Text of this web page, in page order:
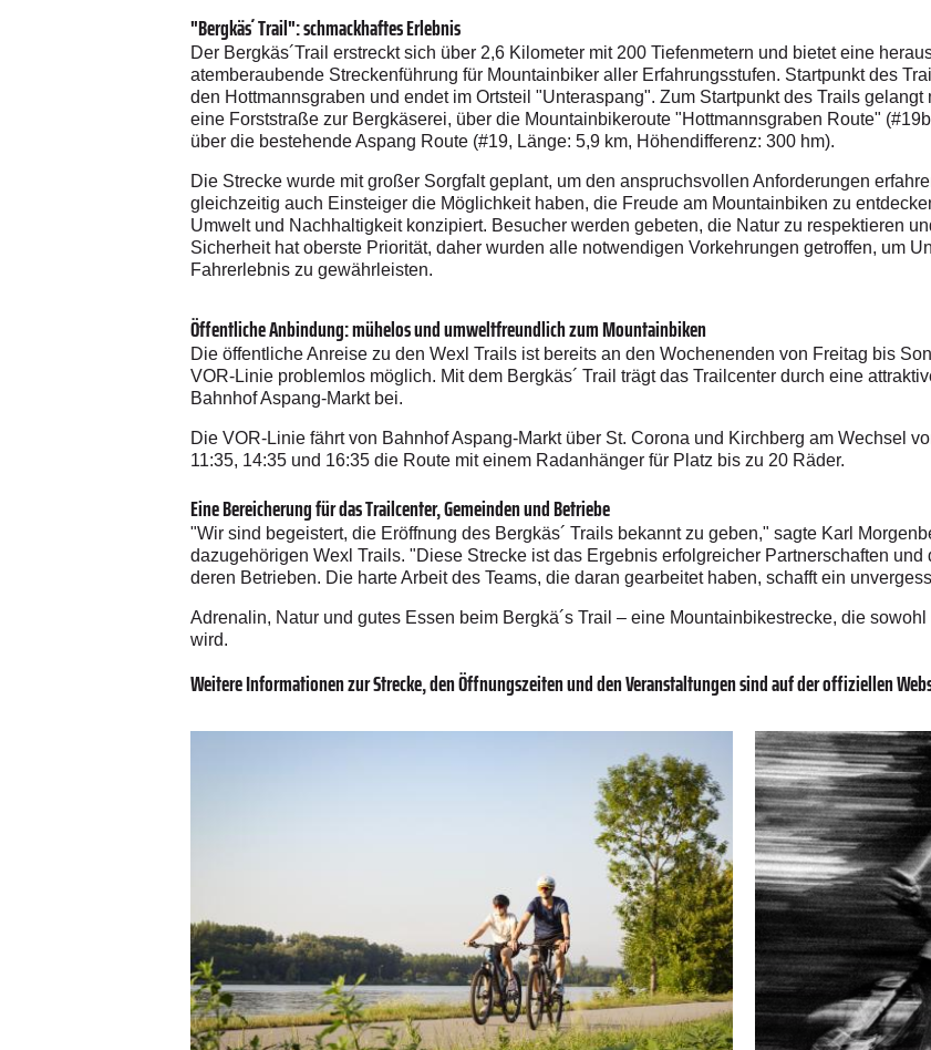
"Bergkäs´ Trail": schmackhaftes Erlebnis
Der Bergkäs´Trail erstreckt sich über 2,6 Kilometer mit 200 Tiefenmetern und bietet eine
atemberaubende Streckenführung für Mountainbiker aller Erfahrungsstufen. Startpunkt des
den Hottmannsgraben und endet im Ortsteil "Unteraspang". Zum Startpunkt des Trails
eine Forststraße zur Bergkäserei, über die Mountainbikeroute "Hottmannsgraben Route"
über die bestehende Aspang Route (#19, Länge: 5,9 km, Höhendifferenz: 300 hm).
Die Strecke wurde mit großer Sorgfalt geplant, um den anspruchsvollen Anforderungen
gleichzeitig auch Einsteiger die Möglichkeit haben, die Freude am Mountainbiken zu
Umwelt und Nachhaltigkeit konzipiert. Besucher werden gebeten, die Natur zu respektieren
Sicherheit hat oberste Priorität, daher wurden alle notwendigen Vorkehrungen getroffen, um
Fahrerlebnis zu gewährleisten.
Öffentliche Anbindung: mühelos und umweltfreundlich zum Mountainbiken
Die öffentliche Anreise zu den Wexl Trails ist bereits an den Wochenenden von Freitag bis
VOR-Linie problemlos möglich. Mit dem Bergkäs´ Trail trägt das Trailcenter durch eine
Bahnhof Aspang-Markt bei.
Die VOR-Linie fährt von Bahnhof Aspang-Markt über St. Corona und Kirchberg am Wechsel
11:35, 14:35 und 16:35 die Route mit einem Radanhänger für Platz bis zu 20 Räder.
Eine Bereicherung für das Trailcenter, Gemeinden und Betriebe
"Wir sind begeistert, die Eröffnung des Bergkäs´ Trails bekannt zu geben," sagte Karl
dazugehörigen Wexl Trails. "Diese Strecke ist das Ergebnis erfolgreicher Partnerschaften
deren Betrieben. Die harte Arbeit des Teams, die daran gearbeitet haben, schafft ein
Adrenalin, Natur und gutes Essen beim Bergkä´s Trail – eine Mountainbikestrecke, die
wird.
Weitere Informationen zur Strecke, den Öffnungszeiten und den Veranstaltungen sind auf der offiziellen